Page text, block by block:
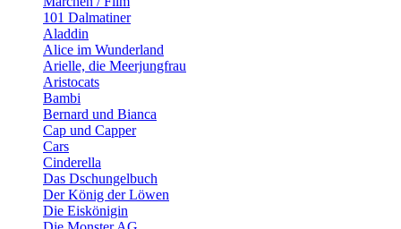
101 Dalmatiner
Aladdin
Alice im Wunderland
Arielle, die Meerjungfrau
Aristocats
Bambi
Bernard und Bianca
Cap und Capper
Cars
Cinderella
Das Dschungelbuch
Der König der Löwen
Die Eiskönigin